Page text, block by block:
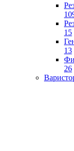
15
13
26